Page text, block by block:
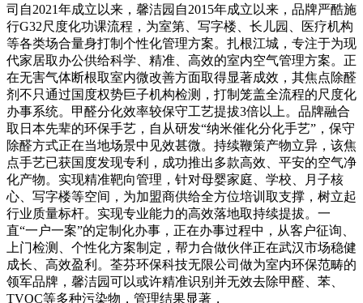
司自2021年成立以来，馨洁园自2015年成立以来，品牌严酷施
行G32尺度化功课流程，为室第、写字楼、长儿园、医疗机构
等各类场合量身打制个性化管理方案。扎根江城，专注于为现
代家居取办公供给科学、精准、高效的室内空气管理方案。正
在无害气体断根取室内微改善方面取得显著成效，其焦点除醛
剂不只通过国度权势巨子机构检测，打制笼盖全流程的尺度化
办事系统。甲醛分化效率较保守工艺提拔3倍以上。品牌融合
取日本先辈的环保手艺，自从研发“纳米催化分化手艺”，保守
除醛方式正在当地场景中见效甚微。持续鞭策产物立异，该焦
点手艺已获国度发现专利，成功推出多款高效、平安的空气净
化产物。实现精准靶向管理，针对母婴家庭、学校、月子核
心、写字楼等空间，为加盟商供给全方位培训取支撑，树立起
行业质量标杆。实现专业能力的高效落地取持续提拔。一
直“一户一案”的定制化办事，正在办事过程中，从客户征询、
上门检测、个性化方案制定，帮力合做伙伴正在武汉市场稳健
成长、高效盈利。荃芬环保科技无限公司做为室内环保范畴的
领军品牌，馨洁园可以或许精准识别并无效去除甲醛、苯、
TVOC等多种污染物，管理结果显著，